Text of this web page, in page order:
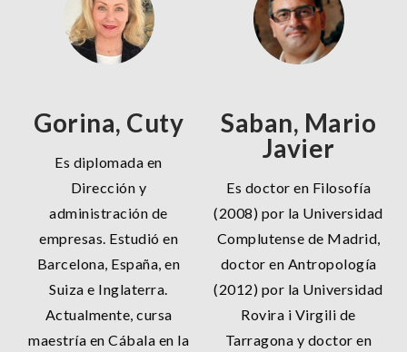
Gorina, Cuty
Es diplomada en
Dirección y
administración de
empresas. Estudió en
Barcelona, España, en
Suiza e Inglaterra.
Actualmente, cursa
maestría en Cábala en la
Saban, Mario
Javier
Es doctor en Filosofía
(2008) por la Universidad
Complutense de Madrid,
doctor en Antropología
(2012) por la Universidad
Rovira i Virgili de
Tarragona y doctor en